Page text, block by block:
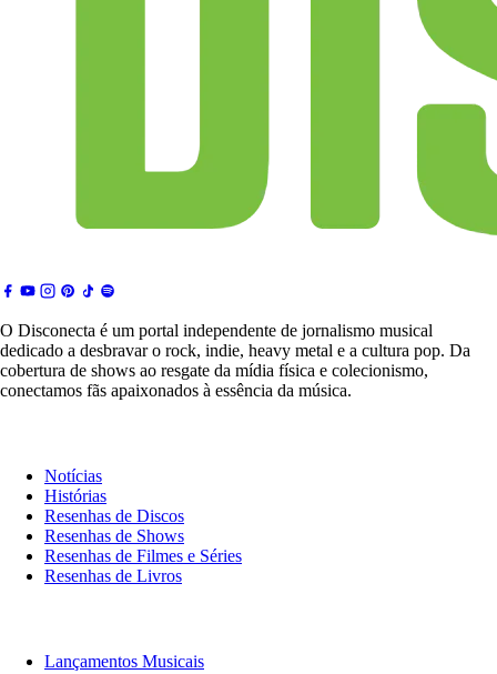
O Disconecta é um portal independente de jornalismo musical
dedicado a desbravar o rock, indie, heavy metal e a cultura pop. Da
cobertura de shows ao resgate da mídia física e colecionismo,
conectamos fãs apaixonados à essência da música.
Notícias
Histórias
Resenhas de Discos
Resenhas de Shows
Resenhas de Filmes e Séries
Resenhas de Livros
Lançamentos Musicais